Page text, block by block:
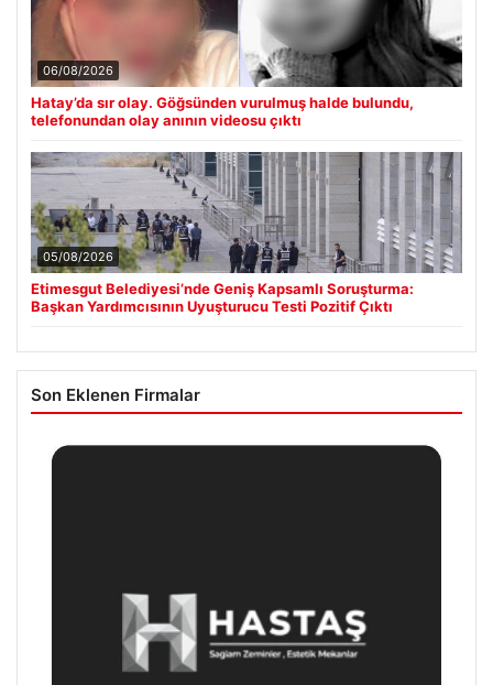
06/08/2026
Hatay’da sır olay. Göğsünden vurulmuş halde bulundu,
telefonundan olay anının videosu çıktı
05/08/2026
Etimesgut Belediyesi’nde Geniş Kapsamlı Soruşturma:
Başkan Yardımcısının Uyuşturucu Testi Pozitif Çıktı
Son Eklenen Firmalar